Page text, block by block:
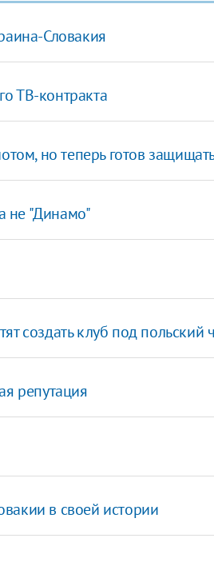
Словакия
ТВ-контракта
но теперь готов
не "Динамо"
создать клуб под польский
репутация
в своей истории